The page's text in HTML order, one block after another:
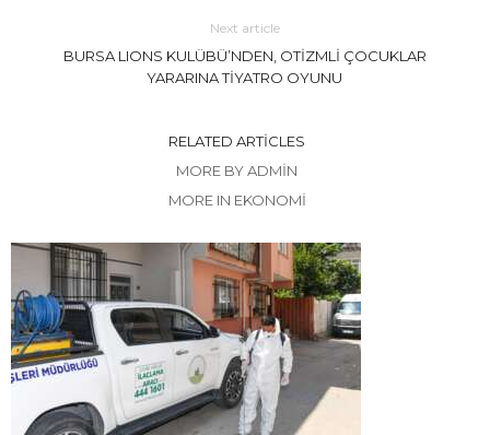
Next article
BURSA LIONS KULÜBÜ’NDEN, OTİZMLİ ÇOCUKLAR
YARARINA TİYATRO OYUNU
RELATED ARTICLES
MORE BY ADMIN
MORE IN EKONOMİ